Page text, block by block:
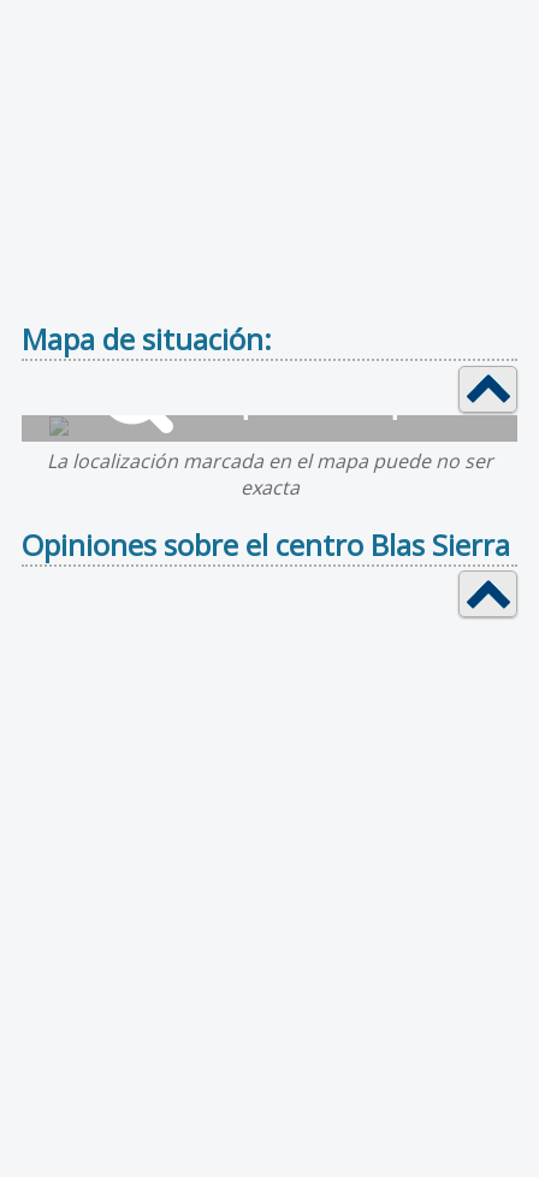
Mapa de situación:
La localización marcada en el mapa puede no ser
exacta
Opiniones sobre el centro Blas Sierra